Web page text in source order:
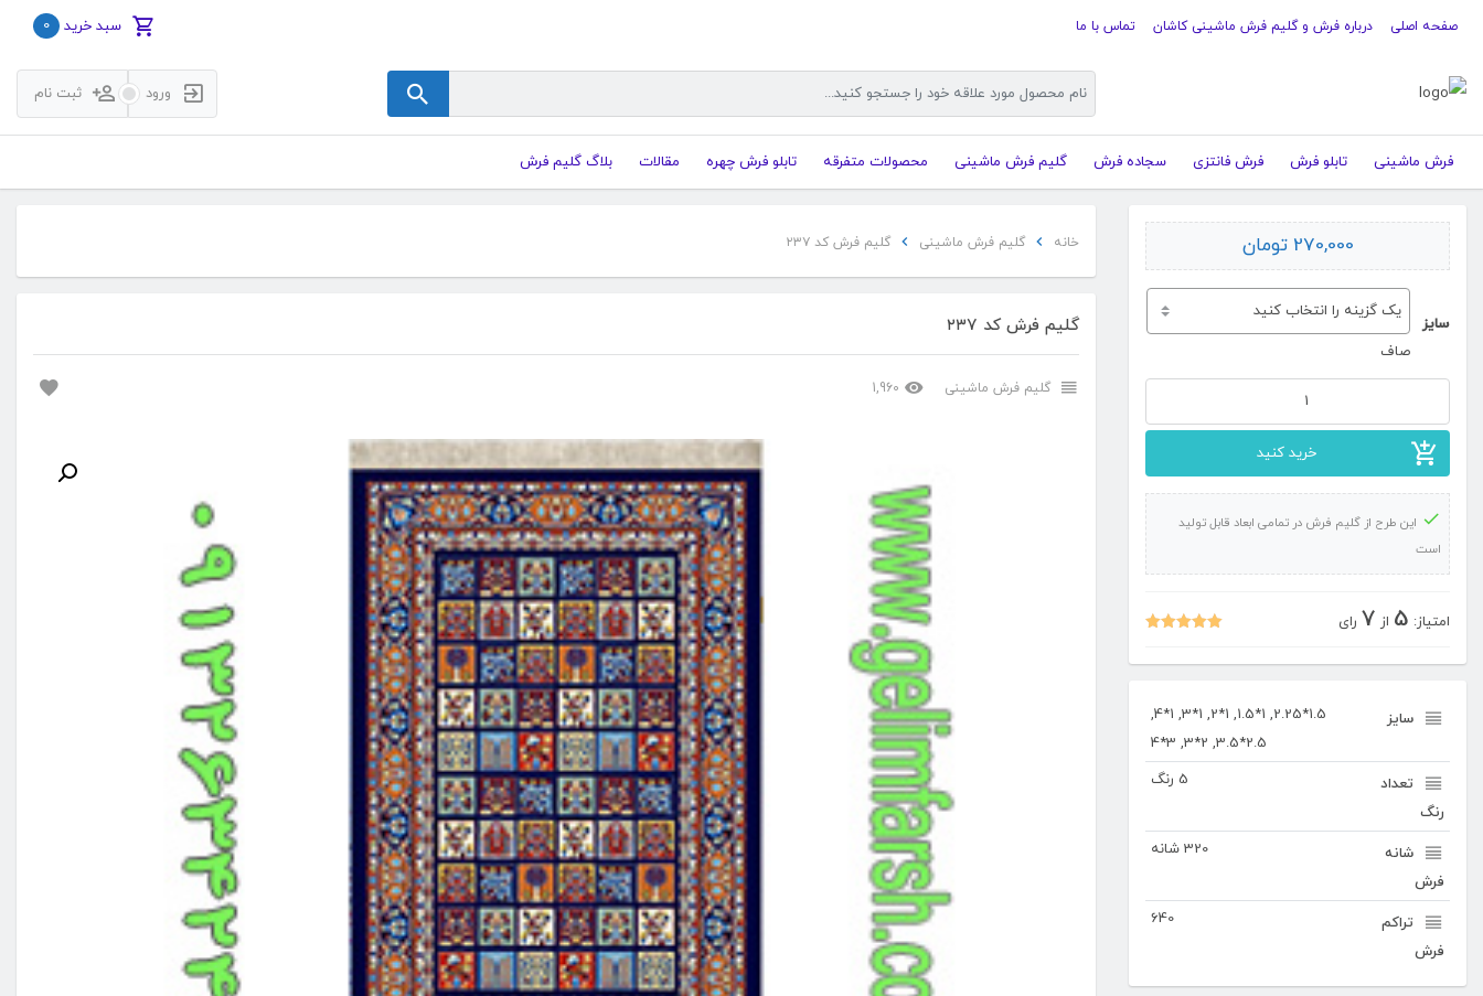
صفحه اصلی درباره فرش و گلیم فرش ماشینی کاشان تماس با ما سبد خرید 0
ورود ثبت نام
فرش ماشینی تابلو فرش فرش فانتزی سجاده فرش گلیم فرش ماشینی محصولات متفرقه تابلو فرش چهره مقالات بلاگ گلیم فرش
270,000 تومان
سایز
صاف
فرش
۲۳۷
عدد
خرید کنید
این طرح از گلیم فرش در تمامی ابعاد قابل تولید
است
امتیاز: 5 از 7 رای
سایز
1.5*2.25, 1*1.5, 1*2, 1*3, 1*4,
2.5*3.5, 2*3, 3*4
تعداد
رنگ
5 رنگ
شانه
فرش
320 شانه
تراکم
فرش
640
خانه گلیم فرش ماشینی گلیم فرش کد ۲۳۷
گلیم فرش کد ۲۳۷
گلیم فرش ماشینی 1,960